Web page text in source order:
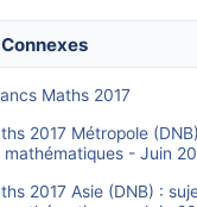
Maths 2017
2017 Métropole
- Juin
2017 Asie (DNB) :